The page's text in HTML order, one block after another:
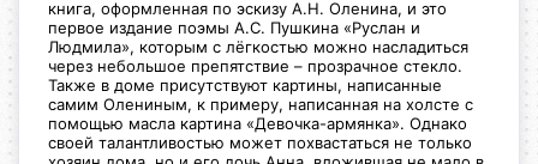
книга, оформленная по эскизу А.Н. Оленина, и это
первое издание поэмы А.С. Пушкина «Руслан и
Людмила», которым с лёгкостью можно насладиться
через небольшое препятствие – прозрачное стекло.
Также в доме присутствуют картины, написанные
самим Олениным, к примеру, написанная на холсте с
помощью масла картина «Девочка-армянка». Однако
своей талантливостью может похвастаться не только